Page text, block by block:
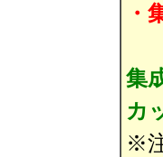
・
集
カ
※